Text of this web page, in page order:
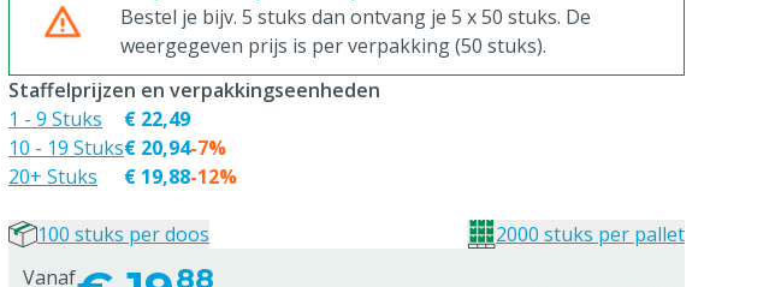
Bestel je bijv. 5 stuks dan ontvang je 5 x 50 stuks. De
weergegeven prijs is per verpakking (50 stuks).
Vanaf 88
Staffelprijzen en verpakkingseenheden
1 - 9 Stuks
10 - 19 Stuks
20+ Stuks
€ 22,49
€ 20,94
€ 19,88
-7%
-12%
100 stuks per doos 2000 stuks per pallet